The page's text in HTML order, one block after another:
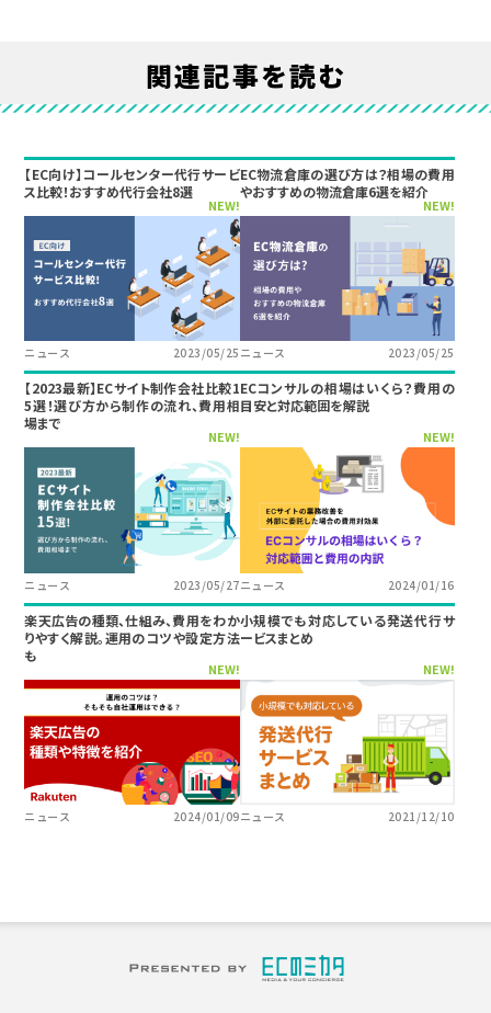
関連記事を読む
【EC向け】コールセンター代行サービ
ス比較！おすすめ代行会社8選
NEW!
ニュース 2023/05/25
EC物流倉庫の選び方は？相場の費用
やおすすめの物流倉庫6選を紹介
NEW!
ニュース 2023/05/25
【2023最新】ECサイト制作会社比較1
5選！選び方から制作の流れ、費用相
場まで
NEW!
ニュース 2023/05/27
ECコンサルの相場はいくら？費用の
目安と対応範囲を解説
NEW!
ニュース 2024/01/16
楽天広告の種類、仕組み、費用をわか
りやすく解説。運用のコツや設定方法
も
NEW!
ニュース 2024/01/09
小規模でも対応している発送代行サ
ービスまとめ
NEW!
ニュース 2021/12/10